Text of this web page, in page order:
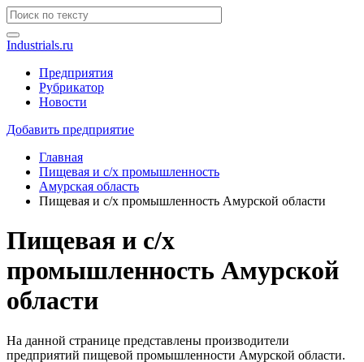
Industrials.ru
Предприятия
Рубрикатор
Новости
Добавить предприятие
Главная
Пищевая и с/х промышленность
Амурская область
Пищевая и с/х промышленность Амурской области
Пищевая и с/х
промышленность Амурской
области
На данной странице представлены производители
предприятий пищевой промышленности Амурской области.